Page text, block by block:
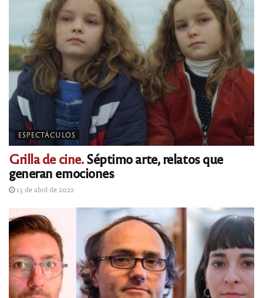
ESPECTÁCULOS
Grilla de cine.Séptimo arte, relatos que
generan emociones
13 de abril de 2022